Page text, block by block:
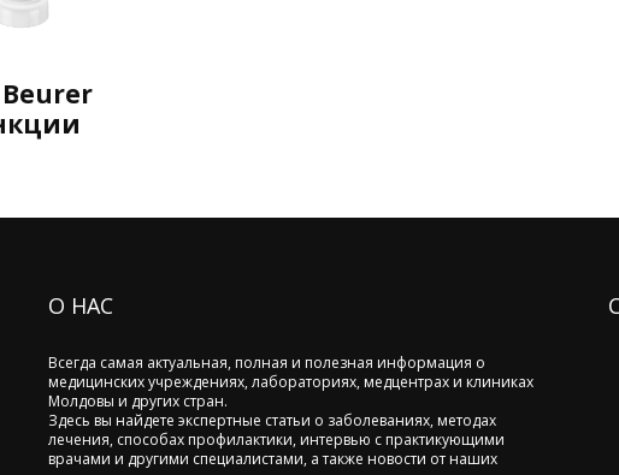
О НАС
Всегда самая актуальная, полная и полезная информация о
медицинских учреждениях, лабораториях, медцентрах и клиниках
Молдовы и других стран.
Здесь вы найдете экспертные статьи о заболеваниях, методах
лечения, способах профилактики, интервью с практикующими
врачами и другими специалистами, а также новости от наших